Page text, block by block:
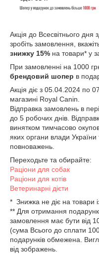
Акція до Всесвітнього дня
зробіть замовлення,
знижку 15% на товари* у
При замовленні на 1000
брендовий шопер в
Акція діє з 05.04.2024 по
магазині Royal Canin.
Відправка замовлень в
до 5 робочих днів.
винятком тимчасово
яких органи влади
повноважень.
Переходьте та обирайте:
Раціони для собак
Раціони для котів
Ветеринарні дієти
* Знижка не діє на товари
** Для отримання
замовлення має бути від
(сума Всього до сплати
подарунків обмежена.
від зображень.